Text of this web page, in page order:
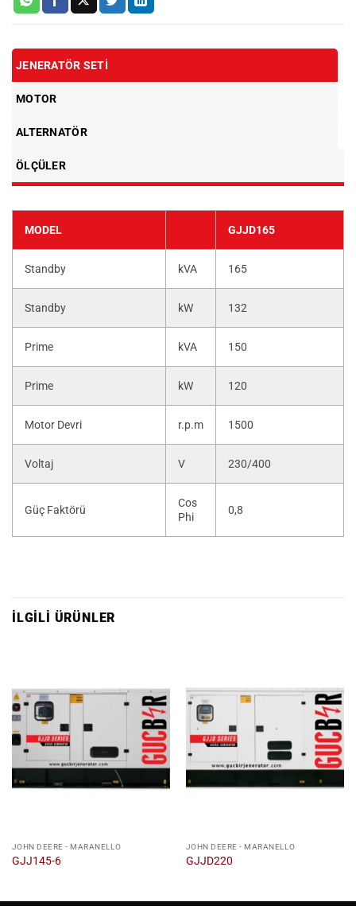
JENERATÖR SETI
MOTOR
ALTERNATÖR
ÖLÇÜLER
MODEL GJJD165
Standby kVA 165
Standby kW 132
Prime kVA 150
Prime kW 120
Motor Devri r.p.m 1500
Voltaj V 230/400
Güç Faktörü
Cos
Phi
0,8
İLGILI ÜRÜNLER
JOHN DEERE - MARANELLO
GJJ145-6
JOHN DEERE - MARANELLO
GJJD220